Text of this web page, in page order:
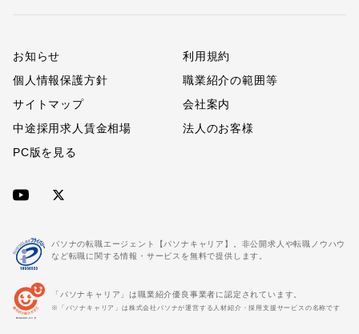
お知らせ
利用規約
個人情報保護方針
職業紹介の範囲等
サイトマップ
会社案内
中途採用求人賃金相場
法人のお客様
PC版を見る
パソナの転職エージェント【パソナキャリア】。非公開求人や転職ノウハウ
など転職に関する情報・サービスを無料で提供します。
「パソナキャリア」は職業紹介優良事業者に認定されています。
※「パソナキャリア」は株式会社パソナが運営する人材紹介・採用支援サービスの名称です